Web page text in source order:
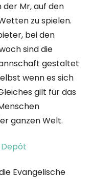
der Mr, auf den
zu spielen.
bei den
sind die
gestaltet
wenn es sich
gilt für das
ganzen Welt.
Depôt
Evangelische